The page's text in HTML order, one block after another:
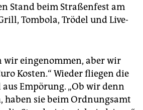
Stand beim Straßenfest am
Tombola, Trödel und Live-
wir eingenommen, aber wir
Kosten.“ Wieder fliegen die
Empörung. „Ob wir denn
haben sie beim Ordnungsamt